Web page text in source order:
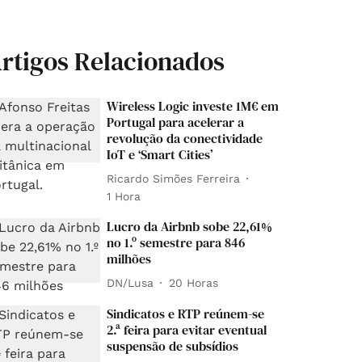
Relacionados
Wireless Logic investe 1M€ em
Portugal para acelerar a
revolução da conectividade
IoT e ‘Smart Cities’
Ricardo Simões Ferreira
1 Hora
Lucro da Airbnb sobe 22,61%
no 1.º semestre para 846
milhões
DN/Lusa 20 Horas
Sindicatos e RTP reúnem-se
2.ª feira para evitar eventual
suspensão de subsídios